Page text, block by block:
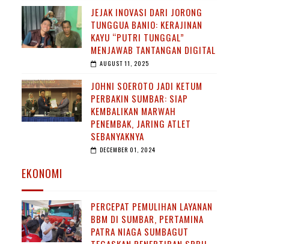
JEJAK INOVASI DARI JORONG
TUNGGUA BANIO: KERAJINAN
KAYU “PUTRI TUNGGAL”
MENJAWAB TANTANGAN DIGITAL
AUGUST 11, 2025
JOHNI SOEROTO JADI KETUM
PERBAKIN SUMBAR: SIAP
KEMBALIKAN MARWAH
PENEMBAK, JARING ATLET
SEBANYAKNYA
DECEMBER 01, 2024
EKONOMI
PERCEPAT PEMULIHAN LAYANAN
BBM DI SUMBAR, PERTAMINA
PATRA NIAGA SUMBAGUT